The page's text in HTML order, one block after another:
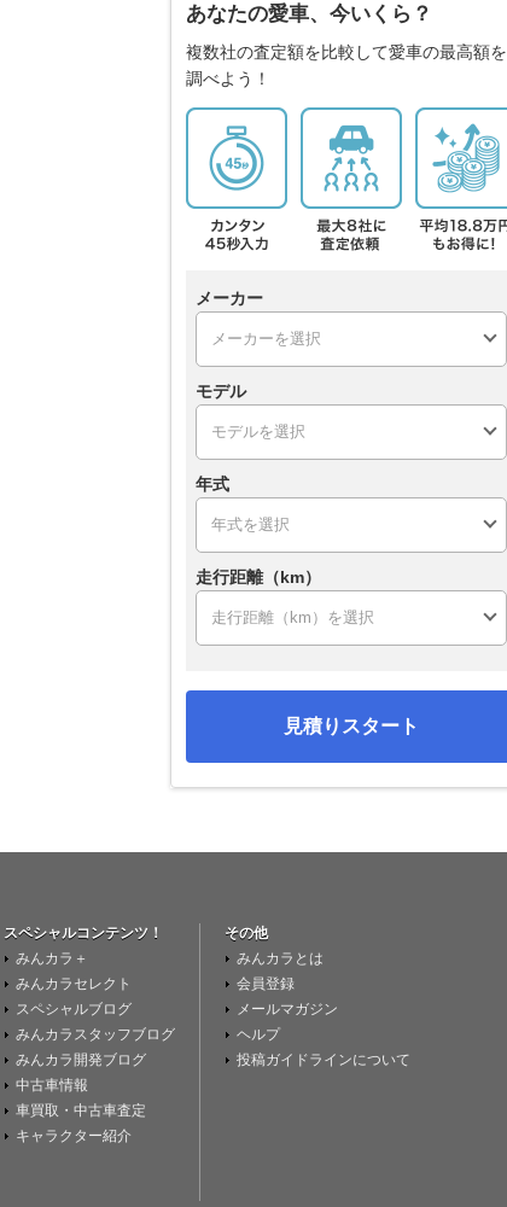
あなたの愛車、今いくら？
複数社の査定額を比較して愛車の最高額を
調べよう！
メーカー
モデル
年式
走行距離（km）
見積りスタート
スペシャルコンテンツ！
みんカラ＋
みんカラセレクト
スペシャルブログ
みんカラスタッフブログ
みんカラ開発ブログ
中古車情報
車買取・中古車査定
キャラクター紹介
その他
みんカラとは
会員登録
メールマガジン
ヘルプ
投稿ガイドラインについて